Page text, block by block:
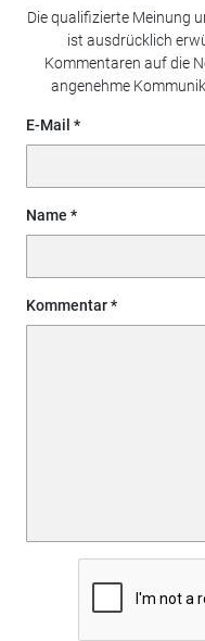
Die qualifizierte Meinung
ist ausdrücklich
Kommentaren auf die
angenehme
E-Mail
Name
Kommentar